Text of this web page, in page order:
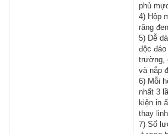
phủ
4) Hộp
răng
5) Dễ
độc
trường,
và nắp
6) Mỗi
nhất 3
kiện in
thay
7) Số